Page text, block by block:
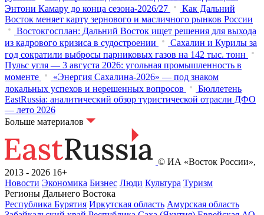
Энтони Камару до конца сезона-2026/27
Как Дальний
Восток меняет карту зернового и масличного рынков России
Востокгосплан: Дальний Восток ищет решения для выхода
из кадрового кризиса в судостроении
Сахалин и Курилы за
год сократили выбросы парниковых газов на 142 тыс. тонн
Пульс угля — 3 августа 2026: угольная промышленность в
моменте
«Энергия Сахалина-2026» — под знаком
локальных успехов и нерешенных вопросов
Бюллетень
EastRussia: аналитический обзор туристической отрасли ДФО
— лето 2026
Больше материалов
© ИА «Восток России»,
2013 - 2026 16+
Новости Экономика Бизнес Люди Культура Туризм
Регионы Дальнего Востока
Республика Бурятия Иркутская область Амурская область